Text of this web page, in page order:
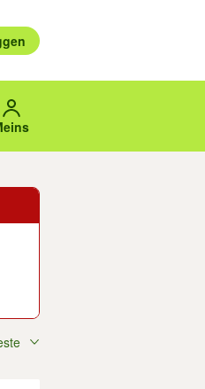
auswählen.
den Pfeiltasten nach oben/